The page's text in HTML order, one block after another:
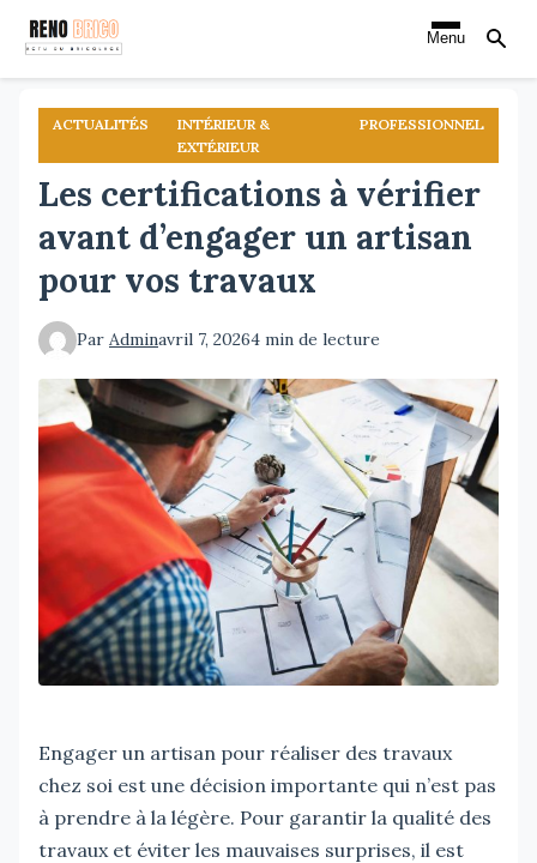
Aller
contenu
principal
Menu
ACTUALITÉS
INTÉRIEUR &
EXTÉRIEUR
PROFESSIONNEL
Les certifications à vérifier
avant d’engager un artisan
pour vos travaux
Par Adminavril 7, 20264 min de lecture
Engager un artisan pour réaliser des travaux
chez soi est une décision importante qui n’est pas
à prendre à la légère. Pour garantir la qualité des
travaux et éviter les mauvaises surprises, il est